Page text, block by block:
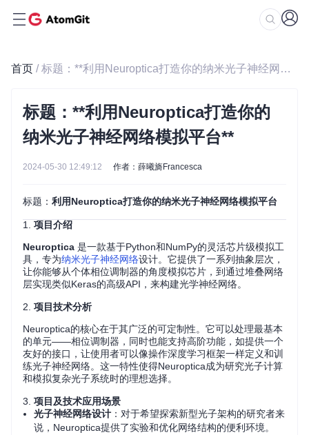
首页 / 标题：**利用Neuroptica打造你的纳米光子神经网络模拟平台**
标题：**利用Neuroptica打造你的
纳米光子神经网络模拟平台**
2024-05-30 12:49:12 作者：薛曦旖Francesca
标题： 利用Neuroptica打造你的纳米光子神经网络模拟平台
1. 项目介绍
Neuroptica 是一款基于Python和NumPy的灵活芯片级模拟工
具，专为纳米光子神经网络设计。它提供了一系列抽象层次，
让你能够从个体相位调制器的角度模拟芯片，到通过堆叠网络
层实现类似Keras的高级API，来构建光学神经网络。
2. 项目技术分析
Neuroptica的核心在于其广泛的可定制性。它可以处理最基本
的单元——相位调制器，同时也能支持高阶功能，如提供一个
友好的接口，让使用者可以像操作深度学习框架一样定义和训
练光子神经网络。这一特性使得Neuroptica成为研究光子计算
和模拟复杂光子系统时的理想选择。
3. 项目及技术应用场景
光子神经网络设计 ：对于希望探索新型光子架构的研究者来
说，Neuroptica提供了实验和优化网络结构的便利环境。